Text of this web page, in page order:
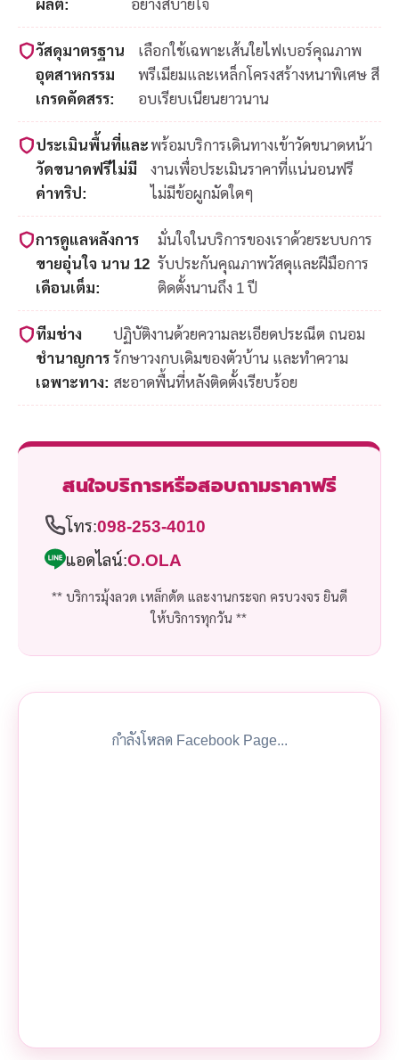
วัสดุมาตรฐาน
อุตสาหกรรม
เกรดคัดสรร:
เลือกใช้เฉพาะเส้นใยไฟเบอร์คุณภาพ
พรีเมียมและเหล็กโครงสร้างหนาพิเศษ สี
อบเรียบเนียนยาวนาน
ประเมินพื้นที่และ
วัดขนาดฟรีไม่มี
ค่าทริป:
พร้อมบริการเดินทางเข้าวัดขนาดหน้า
งานเพื่อประเมินราคาที่แน่นอนฟรี
ไม่มีข้อผูกมัดใดๆ
การดูแลหลังการ
ขายอุ่นใจ นาน 12
เดือนเต็ม:
มั่นใจในบริการของเราด้วยระบบการ
รับประกันคุณภาพวัสดุและฝีมือการ
ติดตั้งนานถึง 1 ปี
ทีมช่าง
ชำนาญการ
เฉพาะทาง:
ปฏิบัติงานด้วยความละเอียดประณีต ถนอม
รักษาวงกบเดิมของตัวบ้าน และทำความ
สะอาดพื้นที่หลังติดตั้งเรียบร้อย
สนใจบริการหรือสอบถามราคาฟรี
โทร:098-253-4010
แอดไลน์:O.OLA
** บริการมุ้งลวด เหล็กดัด และงานกระจก ครบวงจร ยินดี
ให้บริการทุกวัน **
กำลังโหลด Facebook Page...